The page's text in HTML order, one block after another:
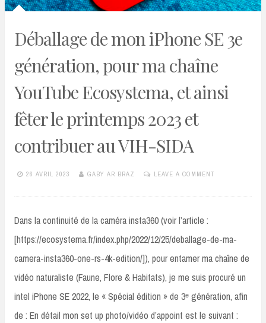
Déballage de mon iPhone SE 3e
génération, pour ma chaîne
YouTube Ecosystema, et ainsi
fêter le printemps 2023 et
contribuer au VIH-SIDA
26 AVRIL 2023 GABY AR BRAZ LEAVE A COMMENT
Dans la continuité de la caméra insta360 (voir l’article :
[https://ecosystema.fr/index.php/2022/12/25/deballage-de-ma-
camera-insta360-one-rs-4k-edition/]), pour entamer ma chaîne de
vidéo naturaliste (Faune, Flore & Habitats), je me suis procuré un
intel iPhone SE 2022, le « Spécial édition » de 3ᵉ génération, afin
de : En détail mon set up photo/vidéo d’appoint est le suivant :